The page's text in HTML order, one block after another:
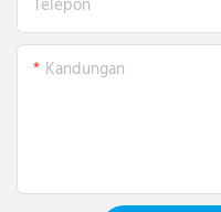
Telepon
Kandungan